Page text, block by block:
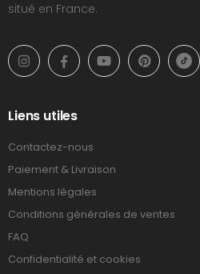
situé en France.
Liens utiles
Contactez-nous
Paiement & Livraison
Mentions légales
Conditions générales de ventes
FAQ
Confidentialité et cookies